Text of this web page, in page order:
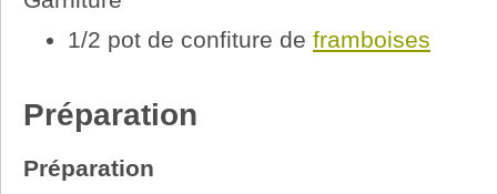
1/2 pot de confiture de framboises
Préparation
Préparation